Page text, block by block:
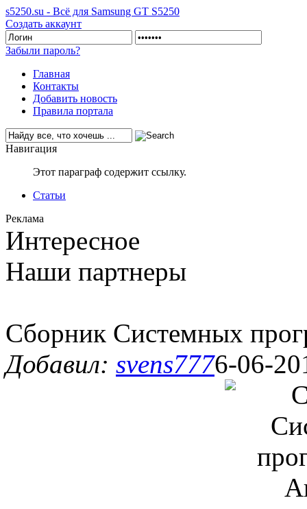
s5250.su - Всё для Samsung GT S5250
Создать аккаунт
Забыли пароль?
Главная
Контакты
Добавить новость
Правила портала
Навигация
Этот параграф содержит ссылку.
Статьи
Реклама
Интересное
Наши партнеры
Сборник Системных
Добавил: svens7776-06-